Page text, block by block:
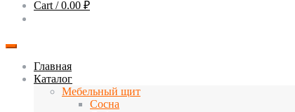
Cart /0.00 ₽
Главная
Каталог
Мебельный щит
Сосна